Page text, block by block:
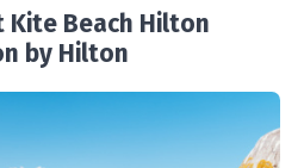
Kite Beach Hilton
by Hilton